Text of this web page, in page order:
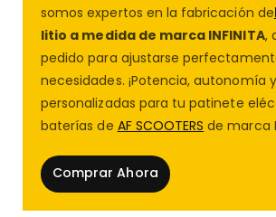
✅Compatibilidad 100 % con
Ecoxtrem M41 Tank
✅ Fabricado en material resistente
absorber impactos
✅ Protege de salpicaduras, barro,
somos expertos en la fabricación de
litio a medida de marca INFINITA,
pedido para ajustarse
necesidades. ¡Potencia, autonomía
personalizadas para tu patinete
baterías de AF SCOOTERS de marca
Comprar Ahora